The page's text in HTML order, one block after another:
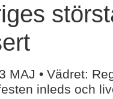
MAJ • Vädret:
inleds och